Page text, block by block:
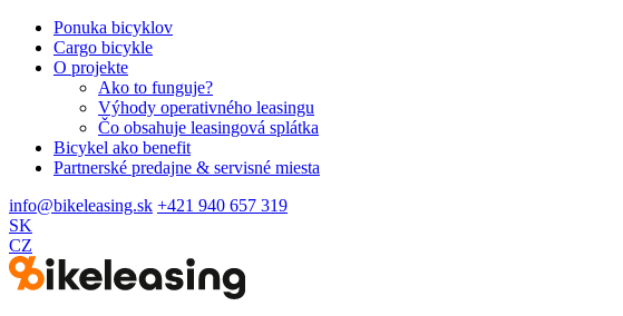
Ponuka bicyklov
Cargo bicykle
O projekte
Ako to funguje?
Výhody operativného leasingu
Čo obsahuje leasingová splátka
Bicykel ako benefit
Partnerské predajne & servisné miesta
info@bikeleasing.sk +421 940 657 319
SK
CZ